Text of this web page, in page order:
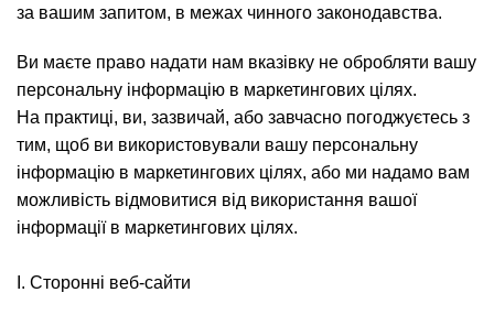
за вашим запитом, в межах чинного законодавства.
Ви маєте право надати нам вказівку не обробляти вашу
персональну інформацію в маркетингових цілях.
На практиці, ви, зазвичай, або завчасно погоджуєтесь з
тим, щоб ви використовували вашу персональну
інформацію в маркетингових цілях, або ми надамо вам
можливість відмовитися від використання вашої
інформації в маркетингових цілях.
І. Сторонні веб-сайти